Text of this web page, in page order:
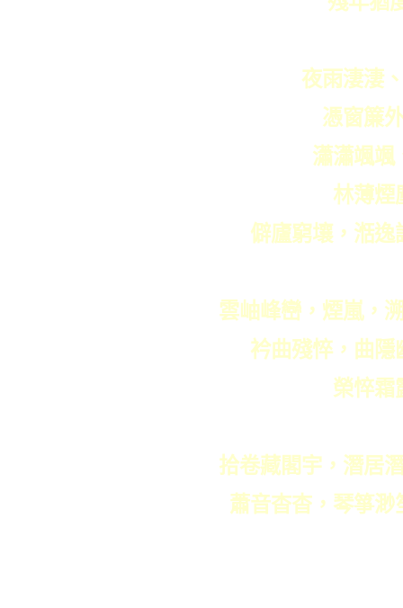
夜雨淒淒
憑窗簾
瀟瀟颯颯
林薄煙
僻廬窮壤，湉逸
雲岫峰巒，煙嵐，
衿曲殘悴， 曲隱
榮悴霜
拾卷藏閣宇，潛居
蕭音杳杳，琴箏